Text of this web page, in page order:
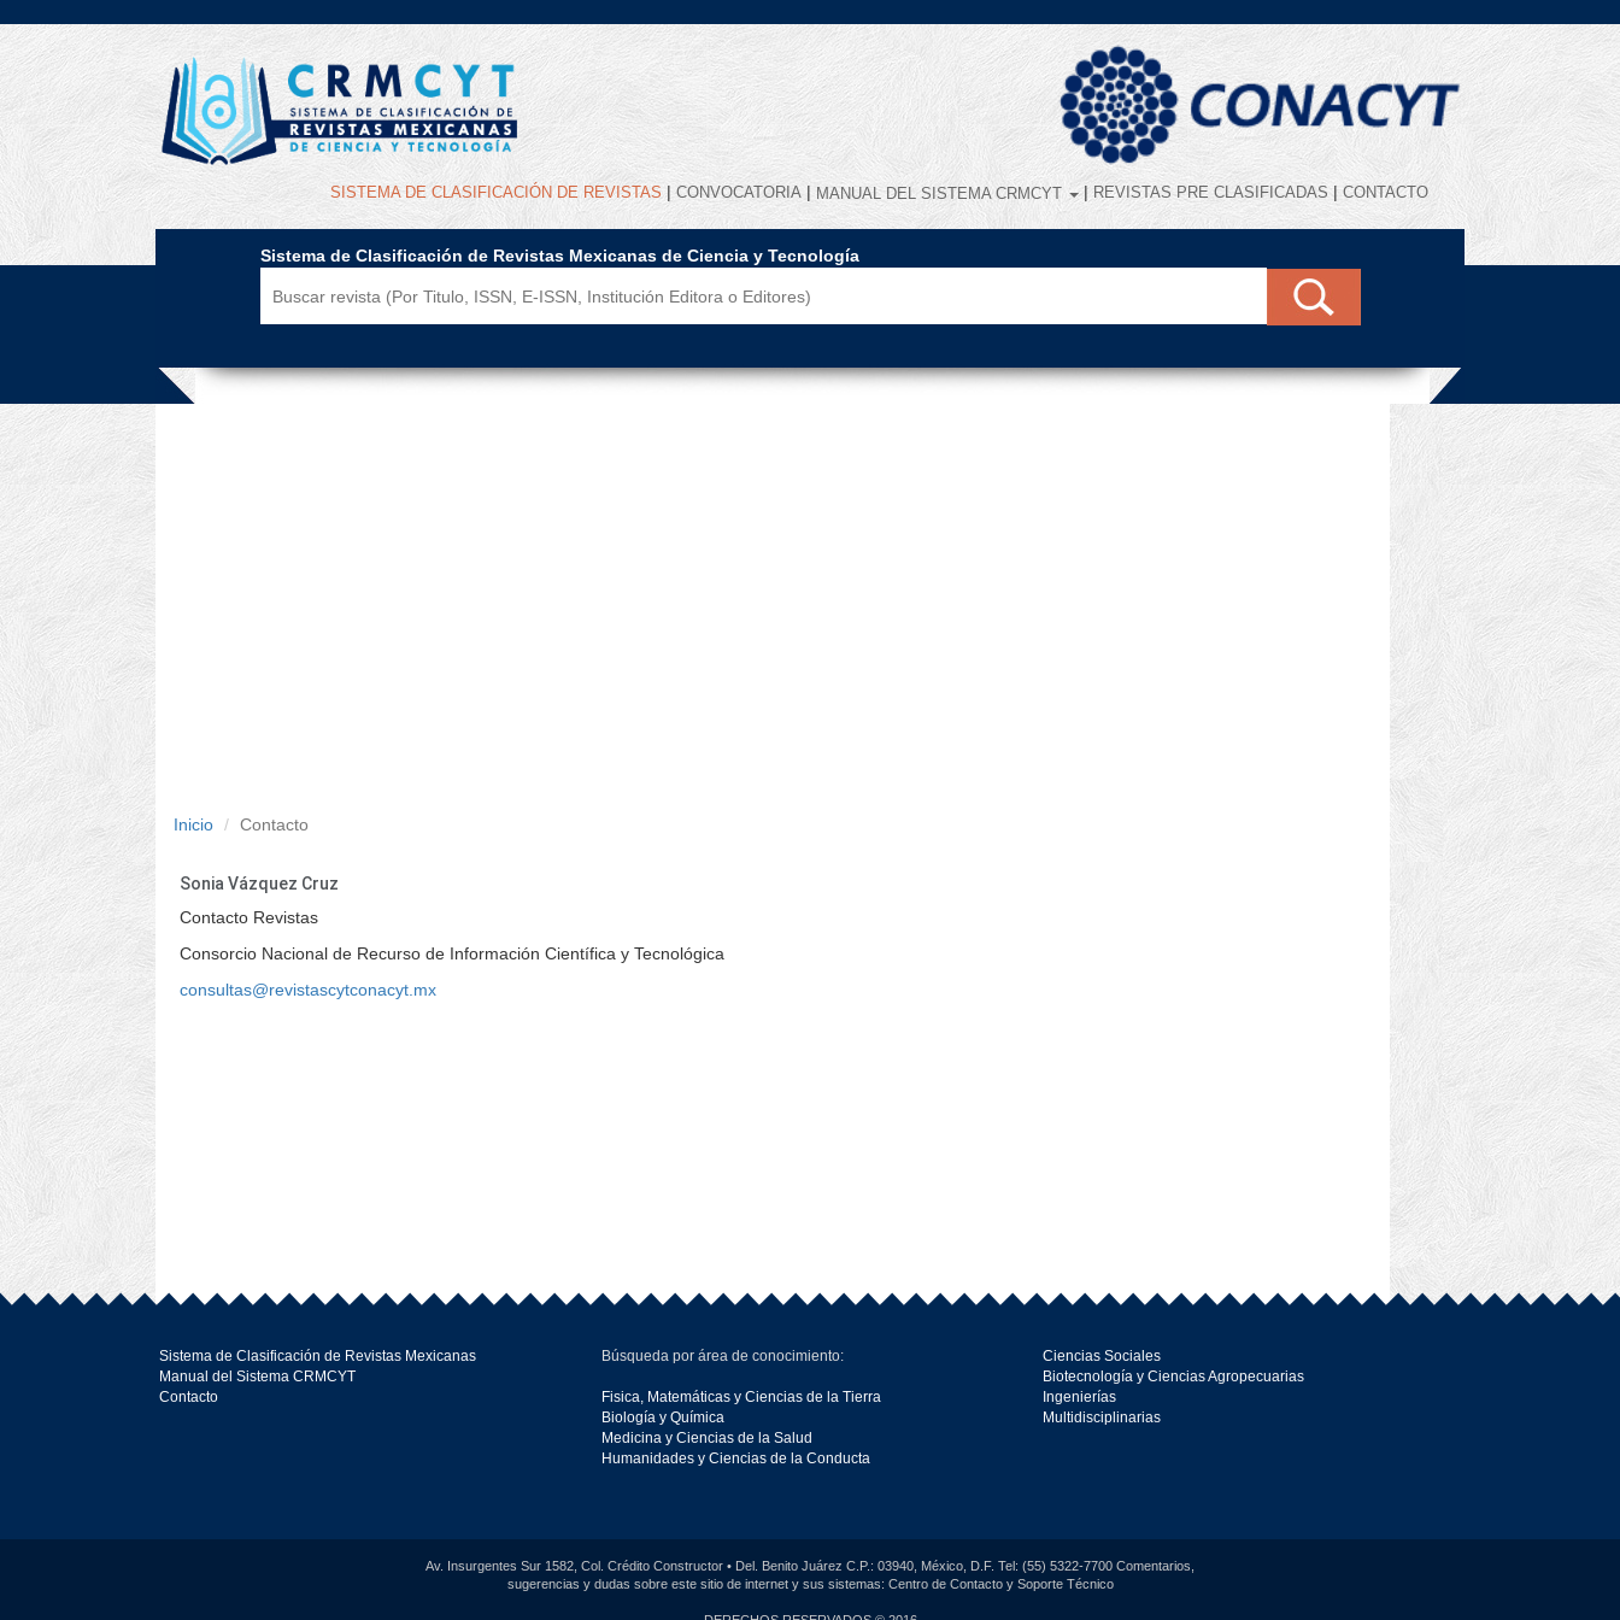
SISTEMA DE CLASIFICACIÓN DE REVISTAS | CONVOCATORIA | MANUAL DEL SISTEMA CRMCYT |REVISTAS PRE CLASIFICADAS | CONTACTO
Sistema de Clasificación de Revistas Mexicanas de Ciencia y Tecnología
Inicio Contacto
Sonia Vázquez Cruz
Contacto Revistas
Consorcio Nacional de Recurso de Información Científica y Tecnológica
consultas@revistascytconacyt.mx
Sistema de Clasificación de Revistas Mexicanas
Manual del Sistema CRMCYT
Contacto
Búsqueda por área de conocimiento:
Fisica, Matemáticas y Ciencias de la Tierra
Biología y Química
Medicina y Ciencias de la Salud
Humanidades y Ciencias de la Conducta
Ciencias Sociales
Biotecnología y Ciencias Agropecuarias
Ingenierías
Multidisciplinarias
Av. Insurgentes Sur 1582, Col. Crédito Constructor • Del. Benito Juárez C.P.: 03940, México, D.F. Tel: (55) 5322-7700 Comentarios,
sugerencias y dudas sobre este sitio de internet y sus sistemas: Centro de Contacto y Soporte Técnico